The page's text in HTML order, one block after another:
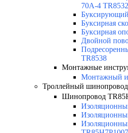
70А-4 TR8532
Буксирная
Буксирная
Двойной
TR8538
Монтажные
Монтажный
Троллейный
Шинопровод